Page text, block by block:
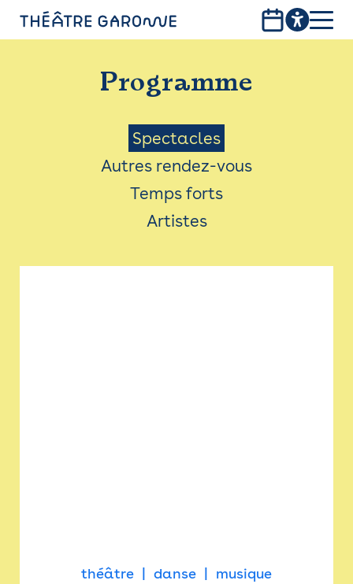
PROGRAMME
INFOS PRATIQUES
AVEC LES PUBLICS
ACCESSIBILITÉ
LES PRODUCTIONS
Programme
Menu
Saison
Spectacles
Autres rendez-vous
Temps forts
Artistes
théâtre danse musique